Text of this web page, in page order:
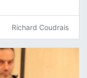
Richard Coudrais